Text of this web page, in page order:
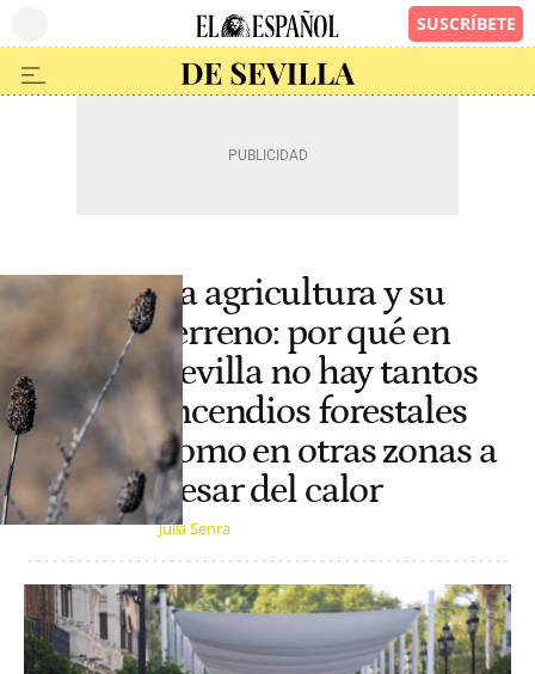
La agricultura y su
terreno: por qué en
Sevilla no hay tantos
incendios forestales
como en otras zonas a
pesar del calor
Julia Senra